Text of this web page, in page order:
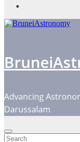
Advancing
Darussalam